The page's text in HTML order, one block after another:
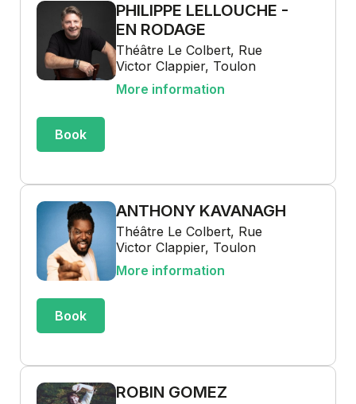
PHILIPPE LELLOUCHE -
EN RODAGE
Théâtre Le Colbert, Rue
Victor Clappier, Toulon
More information
Book
ANTHONY KAVANAGH
Théâtre Le Colbert, Rue
Victor Clappier, Toulon
More information
Book
ROBIN GOMEZ